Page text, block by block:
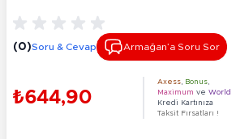
(0)Soru & Cevap Armağan’a Soru Sor
₺644,90
Axess Bonus
Maximum ve World
Kredi Kartınıza
Taksit Fırsatları !